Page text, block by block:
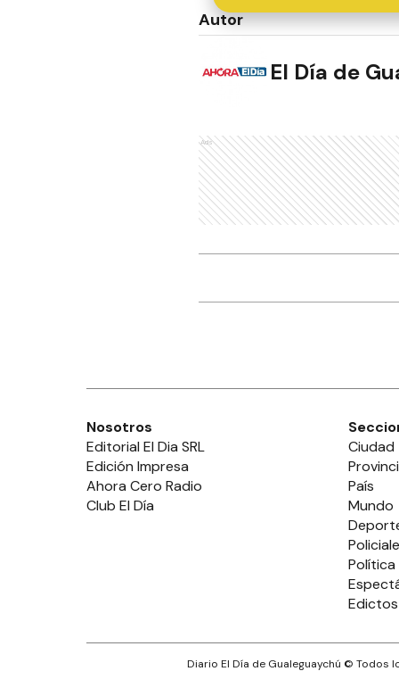
Autor
El Día de
Ads
Nosotros
Editorial El Dia SRL
Edición Impresa
Ahora Cero Radio
Club El Día
Ciudad
País
Mundo
Política
Edictos
Diario El Día de Gualeguaychú © Todos